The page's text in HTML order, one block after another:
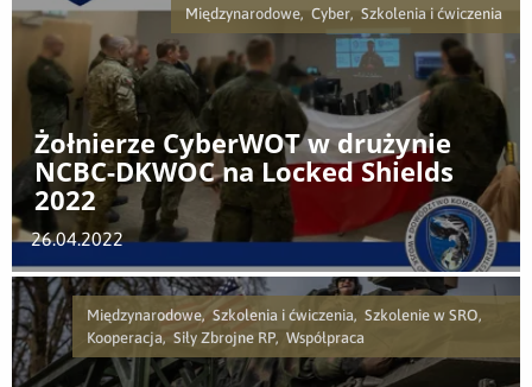
Międzynarodowe, Cyber, Szkolenia i ćwiczenia
Żołnierze CyberWOT w drużynie
NCBC-DKWOC na Locked Shields
2022
26.04.2022
Międzynarodowe, Szkolenia i ćwiczenia, Szkolenie w SRO,
Kooperacja, Siły Zbrojne RP, Współpraca